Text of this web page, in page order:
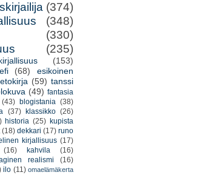
(374)
(348)
(330)
(235)
(153)
(68)
esikoinen
(59) tanssi
(49) fantasia
(43) blogistania (38)
(37) klassikko (26)
historia (25) kupista
(18) dekkari (17) runo
kirjallisuus (17)
(16) kahvila
(16)
realismi
(16)
ilo (11) omaelämäkerta